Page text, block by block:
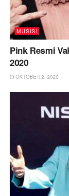
MUSISI
Pink Resmi
2020
OKTOBER 2, 2020